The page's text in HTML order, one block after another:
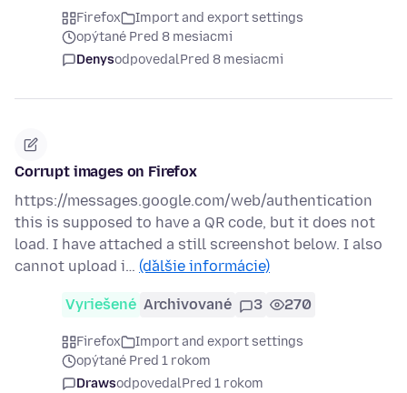
Firefox
Import and export settings
opýtané Pred 8 mesiacmi
DenysodpovedalPred 8 mesiacmi
Corrupt images on Firefox
https://messages.google.com/web/authentication
this is supposed to have a QR code, but it does not
load. I have attached a still screenshot below. I also
cannot upload i… (ďalšie informácie)
Vyriešené Archivované 3 270
Firefox
Import and export settings
opýtané Pred 1 rokom
DrawsodpovedalPred 1 rokom